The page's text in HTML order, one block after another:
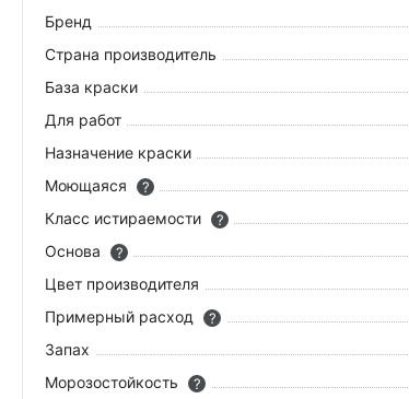
Бренд
Страна производитель
База краски
Для работ
Назначение краски
Моющаяся
?
Класс истираемости
?
Основа
?
Цвет производителя
Примерный расход
?
Запах
Морозостойкость
?